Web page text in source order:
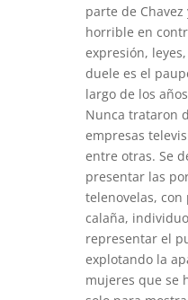
parte de
horrible en
expresión,
duele es el
largo de los
Nunca trataron
empresas
entre otras. Se
presentar las
telenovelas, con
calaña,
representar el
explotando la
mujeres que se